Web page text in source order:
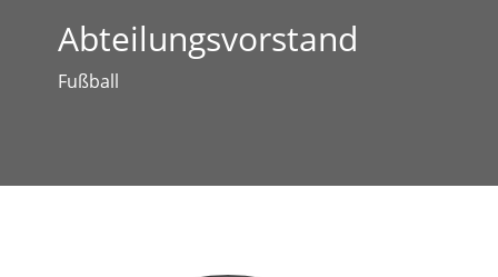
Abteilungsvorstand
Fußball